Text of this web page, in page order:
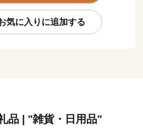
。
気に入りに追加する
品 | "雑貨・日用品"